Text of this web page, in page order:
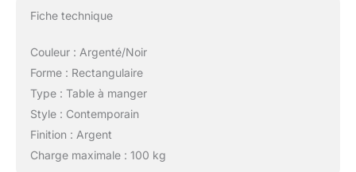
Fiche technique
Couleur : Argenté/Noir
Forme : Rectangulaire
Type : Table à manger
Style : Contemporain
Finition : Argent
Charge maximale : 100 kg